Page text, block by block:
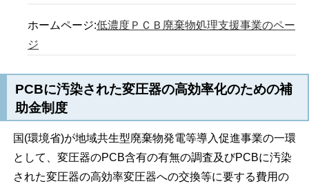
ホームページ:低濃度ＰＣＢ廃棄物処理支援事業のペー
ジ
PCBに汚染された変圧器の高効率化のための補
助金制度
国(環境省)が地域共生型廃棄物発電等導入促進事業の一環
として、変圧器のPCB含有の有無の調査及びPCBに汚染
された変圧器の高効率変圧器への交換等に要する費用の